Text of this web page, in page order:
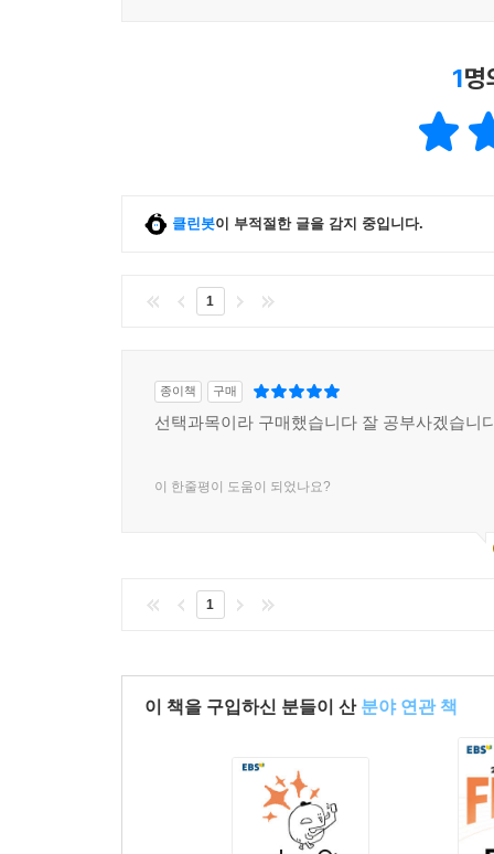
1명
클린봇이 부적절한 글을 감지 중입니다.
1
종이책 구매
선택과목이라 구매했습니다 잘 공부사겠습니
이 한줄평이 도움이 되었나요?
1
이 책을 구입하신 분들이 산 분야 연관 책